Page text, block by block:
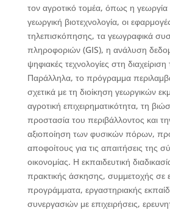
τον αγροτικό τομέα, όπως η γεωργία
γεωργική βιοτεχνολογία, οι
τηλεπισκόπησης, τα γεωγραφικά
πληροφοριών (GIS), η ανάλυση
ψηφιακές τεχνολογίες στη
Παράλληλα, το πρόγραμμα
σχετικά με τη διοίκηση γεωργικών
αγροτική επιχειρηματικότητα, τη
προστασία του περιβάλλοντος και
αξιοποίηση των φυσικών πόρων,
αποφοίτους για τις απαιτήσεις της
οικονομίας. Η εκπαιδευτική
πρακτικής άσκησης, συμμετοχής σε
προγράμματα, εργαστηριακής
συνεργασιών με επιχειρήσεις,